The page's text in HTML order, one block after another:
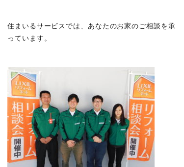
住まいるサービスでは、あなたのお家のご相談を承
っています。